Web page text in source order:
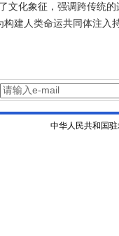
文化象征，强调跨传统
建人类命运共同体注入
中华人民共和国